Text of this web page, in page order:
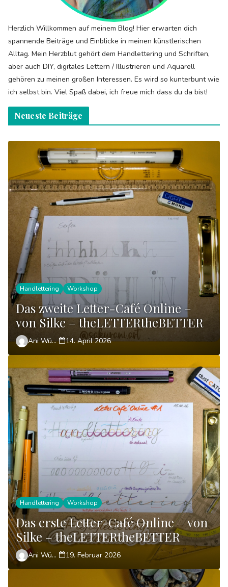
Herzlich Willkommen auf meinem Blog! Hier erwarten dich
spannende Beiträge und Einblicke in meinen künstlerischen
Alltag. Mein Herzblut gehört dem Handlettering und Schriften,
aber auch DIY, digitales Lettern / Illustrieren und Aquarell
gehören zu meinen großen Interessen. Es wird so kunterbunt wie
ich selbst bin. Viel Spaß dabei, ich freue mich dass du da bist!
Neueste Beiträge
Handlettering Workshop
Das zweite Letter-Café Online –
von Silke – theLETTERtheBETTER
Ani Wünsch 14. April 2026
Handlettering Workshop
Das erste Letter-Café Online – von
Silke – theLETTERtheBETTER
Ani Wünsch 19. Februar 2026